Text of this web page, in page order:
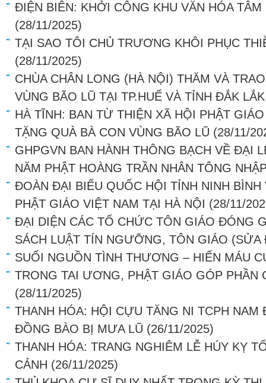
ĐIỆN BIÊN: KHỞI CÔNG KHU VĂN HÓA
(28/11/2025)
TẠI SAO TÔI CHỦ TRƯƠNG KHÔI PHỤC
(28/11/2025)
CHÙA CHÂN LONG (HÀ NỘI) THĂM VÀ
VÙNG BÃO LŨ TẠI TP.HUẾ VÀ TỈNH ĐẮK LẮK
HÀ TĨNH: BAN TỪ THIỆN XÃ HỘI PHẬT
TẶNG QUÀ BÀ CON VÙNG BÃO LŨ (28/11/
GHPGVN BAN HÀNH THÔNG BẠCH VỀ ĐẠI
NĂM PHẬT HOÀNG TRẦN NHÂN TÔNG
ĐOÀN ĐẠI BIỂU QUỐC HỘI TỈNH NINH BÌNH
PHẬT GIÁO VIỆT NAM TẠI HÀ NỘI (28/11/
ĐẠI DIỆN CÁC TỔ CHỨC TÔN GIÁO ĐÓNG
SÁCH LUẬT TÍN NGƯỠNG, TÔN GIÁO (SỬA
SUỐI NGUỒN TÌNH THƯƠNG – HIẾN MÁU
TRONG TAI ƯƠNG, PHẬT GIÁO GÓP PHẦN
(28/11/2025)
THANH HÓA: HỘI CỰU TĂNG NI TCPH
ĐỒNG BÀO BỊ MƯA LŨ (26/11/2025)
THANH HÓA: TRANG NGHIÊM LỄ HÚY KỴ
CẢNH (26/11/2025)